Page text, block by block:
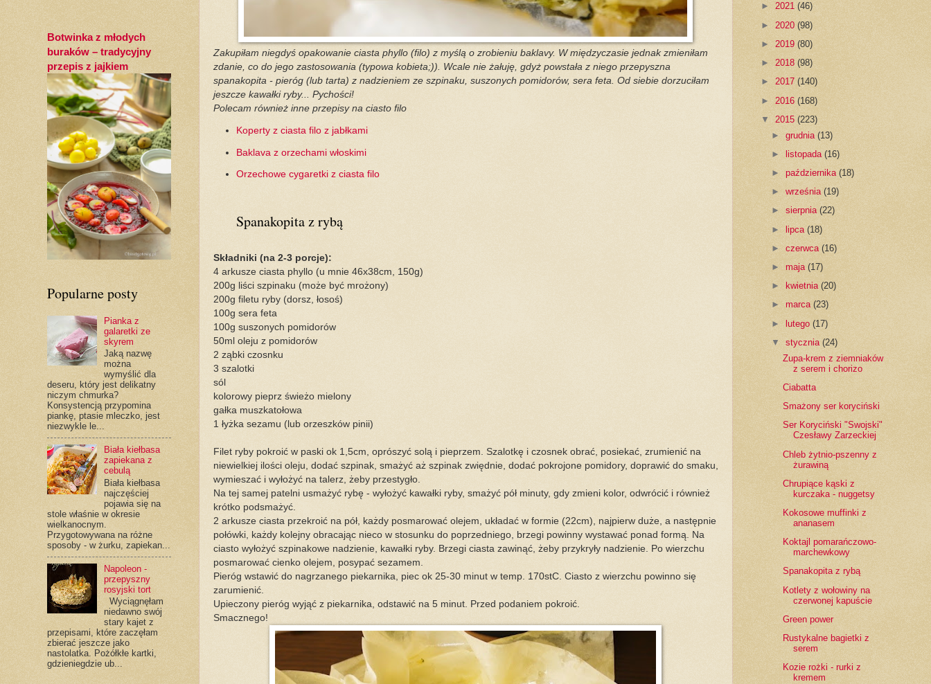
Zakupiłam niegdyś opakowanie ciasta phyllo (filo) z myślą o zrobieniu baklavy. W międzyczasie jednak zmieniłam
zdanie, co do jego zastosowania (typowa kobieta;)). Wcale nie żałuję, gdyż powstała z niego przepyszna
spanakopita - pieróg (lub tarta) z nadzieniem ze szpinaku, suszonych pomidorów, sera feta. Od siebie dorzuciłam
jeszcze kawałki ryby... Pychości!
Polecam również inne przepisy na ciasto filo
Koperty z ciasta filo z jabłkami
Baklava z orzechami włoskimi
Orzechowe cygaretki z ciasta filo
Spanakopita z rybą
Składniki (na 2-3 porcje):
4 arkusze ciasta phyllo (u mnie 46x38cm, 150g)
200g liści szpinaku (może być mrożony)
200g filetu ryby (dorsz, łosoś)
100g sera feta
100g suszonych pomidorów
50ml oleju z pomidorów
2 ząbki czosnku
3 szalotki
sól
kolorowy pieprz świeżo mielony
gałka muszkatołowa
1 łyżka sezamu (lub orzeszków pinii)
Filet ryby pokroić w paski ok 1,5cm, oprószyć solą i pieprzem. Szalotkę i czosnek obrać, posiekać, zrumienić na
niewielkiej ilości oleju, dodać szpinak, smażyć aż szpinak zwiędnie, dodać pokrojone pomidory, doprawić do smaku,
wymieszać i wyłożyć na talerz, żeby przestygło.
Na tej samej patelni usmażyć rybę - wyłożyć kawałki ryby, smażyć pół minuty, gdy zmieni kolor, odwrócić i również
krótko podsmażyć.
2 arkusze ciasta przekroić na pół, każdy posmarować olejem, układać w formie (22cm), najpierw duże, a następnie
połówki, każdy kolejny obracając nieco w stosunku do poprzedniego, brzegi powinny wystawać ponad formą. Na
ciasto wyłożyć szpinakowe nadzienie, kawałki ryby. Brzegi ciasta zawinąć, żeby przykryły nadzienie. Po wierzchu
posmarować cienko olejem, posypać sezamem.
Pieróg wstawić do nagrzanego piekarnika, piec ok 25-30 minut w temp. 170stC. Ciasto z wierzchu powinno się
zarumienić.
Upieczony pieróg wyjąć z piekarnika, odstawić na 5 minut. Przed podaniem pokroić.
Smacznego!
Botwinka z młodych
buraków – tradycyjny
przepis z jajkiem
Popularne posty
Pianka z
galaretki ze
skyrem
Jaką nazwę
można
wymyślić dla
deseru, który jest delikatny
niczym chmurka?
Konsystencją przypomina
piankę, ptasie mleczko, jest
niezwykle le...
Biała kiełbasa
zapiekana z
cebulą
Biała kiełbasa
najczęściej
pojawia się na
stole właśnie w okresie
wielkanocnym.
Przygotowywana na różne
sposoby - w żurku, zapiekan...
Napoleon -
przepyszny
rosyjski tort
Wyciągnęłam
niedawno swój
stary kajet z
przepisami, które zaczęłam
zbierać jeszcze jako
nastolatka. Pożółkłe kartki,
gdzieniegdzie ub...
► 2021 (46)
► 2020 (98)
► 2019 (80)
► 2018 (98)
► 2017 (140)
► 2016 (168)
▼ 2015 (223)
► grudnia (13)
► listopada (16)
► października (18)
► września (19)
► sierpnia (22)
► lipca (18)
► czerwca (16)
► maja (17)
►
kwietnia (20)
► marca (23)
► lutego (17)
▼ stycznia (24)
Zupa-krem z ziemniaków
z serem i chorizo
Ciabatta
Smażony ser koryciński
Ser Koryciński "Swojski"
Czesławy Zarzeckiej
Chleb żytnio-pszenny z
żurawiną
Chrupiące kąski z
kurczaka - nuggetsy
Kokosowe muffinki z
ananasem
Koktajl pomarańczowo-
marchewkowy
Spanakopita z rybą
Kotlety z wołowiny na
czerwonej kapuście
Green power
Rustykalne bagietki z
serem
Kozie rożki - rurki z
kremem